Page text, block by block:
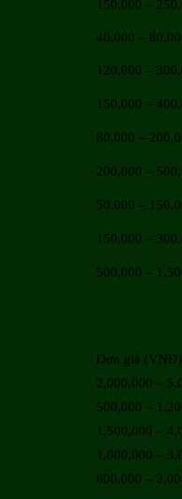
150,000 –
40,000 –
120,000 –
150,000 –
80,000 –
200,000 –
50,000 –
150,000 –
500,000 –
Đơn giá (VNĐ)
2,000,000 –
500,000 –
1,500,000 –
1,000,000 –
800,000 –